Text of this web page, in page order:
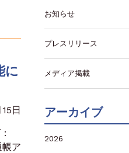
に
日
ア
お知らせ
プレスリリース
メディア掲載
アーカイブ
2026